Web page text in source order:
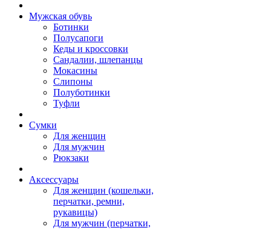
Мужская обувь
Ботинки
Полусапоги
Кеды и кроссовки
Сандалии, шлепанцы
Мокасины
Слипоны
Полуботинки
Туфли
Сумки
Для женщин
Для мужчин
Рюкзаки
Аксессуары
Для женщин (кошельки,
перчатки, ремни,
рукавицы)
Для мужчин (перчатки,